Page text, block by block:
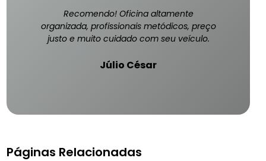
Recomendo! Oficina altamente
organizada, profissionais metódicos, preço
justo e muito cuidado com seu veículo.
Júlio César
Páginas Relacionadas